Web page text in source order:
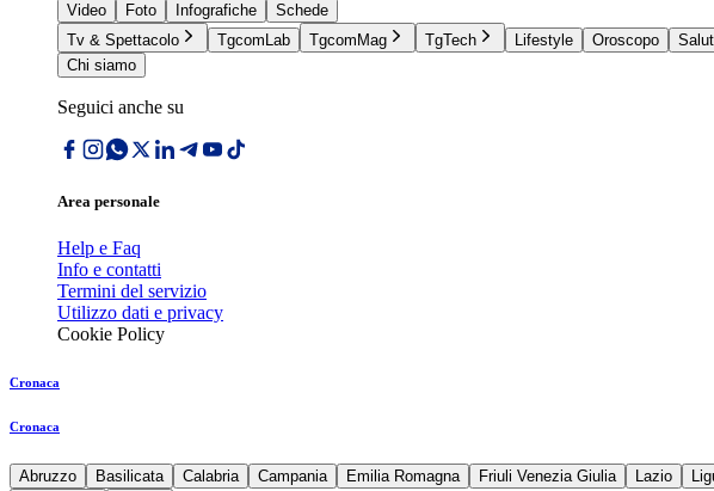
Video
Foto Infografiche
Schede
Tv & Spettacolo
TgcomLab TgcomMag TgTech Lifestyle Oroscopo
Chi siamo
Seguici anche su
Area personale
Help e Faq
Info e contatti
Termini del servizio
Utilizzo dati e privacy
Cookie Policy
Cronaca
Cronaca
Abruzzo Basilicata Calabria Campania Emilia Romagna Friuli Venezia Giulia Lazio